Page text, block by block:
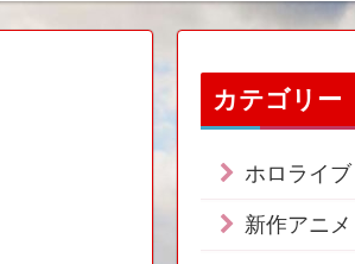
】
ダイ
カテゴリー
ホロライブ
新作アニメ